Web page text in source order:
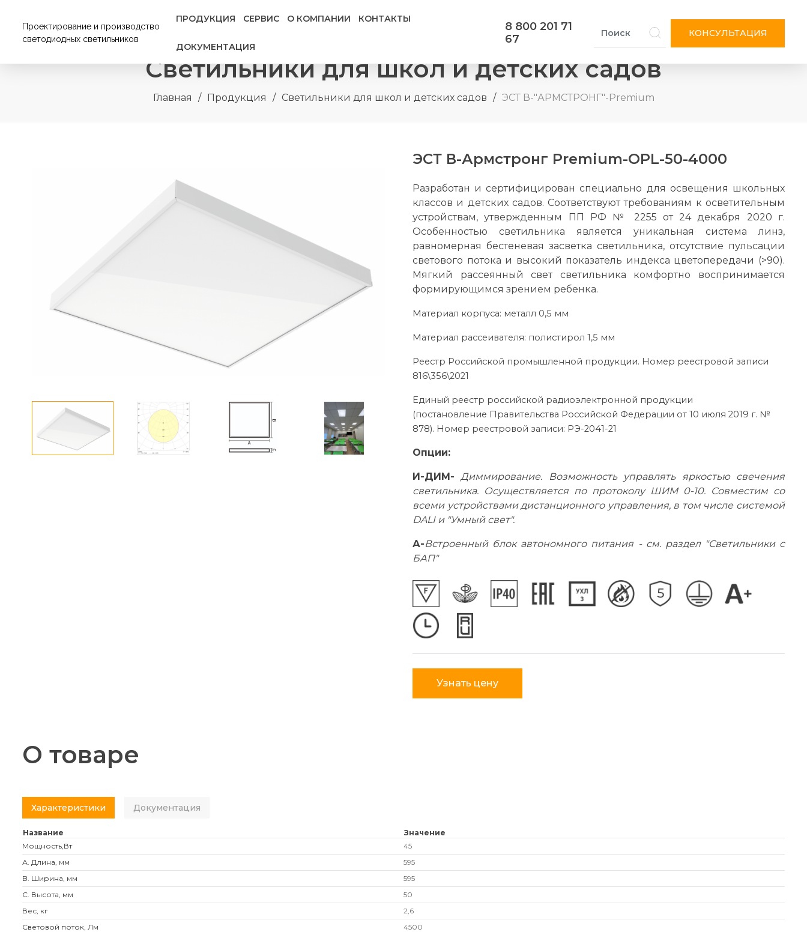
Проектирование и производство
светодиодных светильников
ПРОДУКЦИЯ СЕРВИС О КОМПАНИИ КОНТАКТЫ
ДОКУМЕНТАЦИЯ
8 800 201 71
67
КОНСУЛЬТАЦИЯ
Светильники для школ и детских садов
Главная / Продукция / Светильники для школ и детских садов / ЭСТ В-"АРМСТРОНГ"-Premium
ЭСТ В-Армстронг Premium-OPL-50-4000
Разработан и сертифицирован специально для освещения школьных
классов и детских садов. Соответствуют требованиям к осветительным
устройствам, утвержденным ПП РФ № 2255 от 24 декабря 2020 г.
Особенностью светильника является уникальная система линз,
равномерная бестеневая засветка светильника, отсутствие пульсации
светового потока и высокий показатель индекса цветопередачи (>90).
Мягкий рассеянный свет светильника комфортно воспринимается
формирующимся зрением ребенка.
Материал корпуса: металл 0,5 мм
Материал рассеивателя: полистирол 1,5 мм
Реестр Российской промышленной продукции. Номер реестровой записи
816\356\2021
Единый реестр российской радиоэлектронной продукции
(постановление Правительства Российской Федерации от 10 июля 2019 г. №
878). Номер реестровой записи: РЭ-2041-21
Опции:
И-ДИМ- Диммирование. Возможность управлять яркостью свечения
светильника. Осуществляется по протоколу ШИМ 0-10. Совместим со
всеми устройствами дистанционного управления, в том числе системой
DALI и "Умный свет".
А-Встроенный блок автономного питания - см. раздел "Светильники с
БАП"
Узнать цену
О товаре
Характеристики Документация
Название
Значение
Мощность,Вт
45
А. Длина, мм
595
B. Ширина, мм
595
C. Высота, мм
50
Вес, кг
2,6
Световой поток, Лм
4500